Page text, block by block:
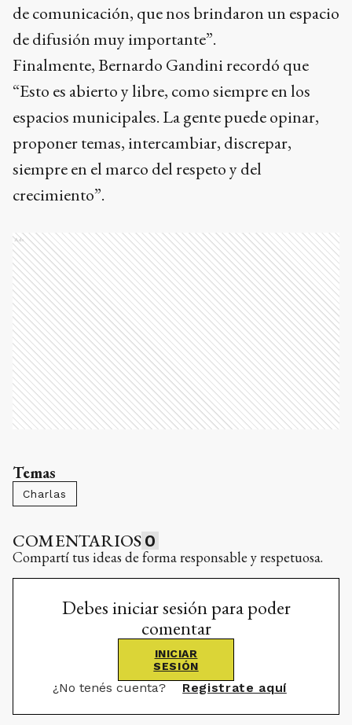
de comunicación, que nos brindaron un espacio
de difusión muy importante”.
Finalmente, Bernardo Gandini recordó que
“Esto es abierto y libre, como siempre en los
espacios municipales. La gente puede opinar,
proponer temas, intercambiar, discrepar,
siempre en el marco del respeto y del
crecimiento”.
Ads
Temas
Charlas
COMENTARIOS 0
Compartí tus ideas de forma responsable y respetuosa.
Debes iniciar sesión para poder
comentar
INICIAR
SESIÓN
¿No tenés cuenta? Registrate aquí